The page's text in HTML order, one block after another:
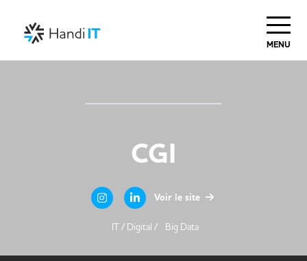
MENU
CGI
Voir le site
IT / Digital / Big Data